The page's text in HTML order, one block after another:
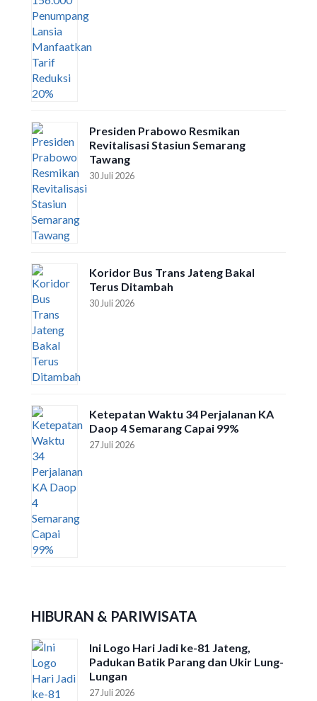
Presiden Prabowo Resmikan
Revitalisasi Stasiun Semarang
Tawang
30 Juli 2026
Koridor Bus Trans Jateng Bakal
Terus Ditambah
30 Juli 2026
Ketepatan Waktu 34 Perjalanan KA
Daop 4 Semarang Capai 99%
27 Juli 2026
HIBURAN & PARIWISATA
Ini Logo Hari Jadi ke-81 Jateng,
Padukan Batik Parang dan Ukir Lung-
Lungan
27 Juli 2026